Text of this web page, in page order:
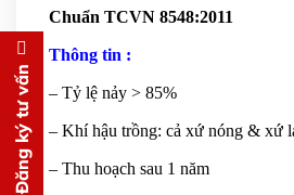
Chuẩn TCVN 8548:2011
Thông tin :
– Tỷ lệ nảy > 85%
– Khí hậu trồng: cả xứ nóng & xứ
– Thu hoạch sau 1 năm
Đăng ký tư vấn Đăng ký tư vấn
Chúng tôi sẽ gọi lại tư vấn
cho bạn ngay lập tức